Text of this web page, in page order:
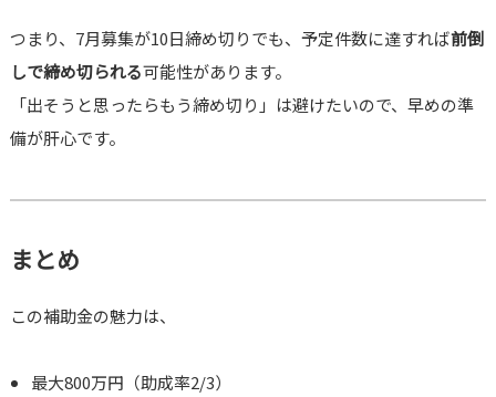
つまり、7月募集が10日締め切りでも、予定件数に達すれば前倒
しで締め切られる可能性があります。
「出そうと思ったらもう締め切り」は避けたいので、早めの準
備が肝心です。
まとめ
この補助金の魅力は、
最大800万円（助成率2/3）